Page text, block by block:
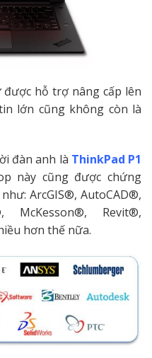
hỗ trợ nâng cấp lên
lớn cũng không còn là
đàn anh là ThinkPad P1
này cũng được chứng
ArcGIS®, AutoCAD®,
McKesson®, Revit®,
hơn thế nữa.